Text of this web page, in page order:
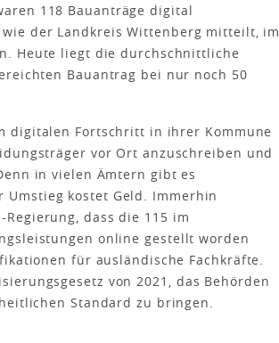
118 Bauanträge digital
der Landkreis Wittenberg mitteilt, im
Heute liegt die durchschnittliche
Bauantrag bei nur noch 50
digitalen Fortschritt in ihrer Kommune
vor Ort anzuschreiben und
in vielen Ämtern gibt es
Umstieg kostet Geld. Immerhin
dass die 115 im
online gestellt worden
für ausländische Fachkräfte.
von 2021, das Behörden
Standard zu bringen.